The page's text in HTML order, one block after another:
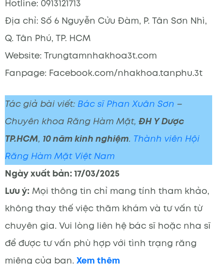
Hotline: 0913121713
Địa chỉ: Số 6 Nguyễn Cửu Đàm, P. Tân Sơn Nhì,
Q. Tân Phú, TP. HCM
Website: Trungtamnhakhoa3t.com
Fanpage: Facebook.com/nhakhoa.tanphu.3t
Tác giả bài viết: Bác sĩ Phan Xuân Sơn –
Chuyên khoa Răng Hàm Mặt, ĐH Y Dược
TP.HCM, 10 năm kinh nghiệm. Thành viên Hội
Răng Hàm Mặt Việt Nam
Ngày xuất bản: 17/03/2025
Lưu ý: Mọi thông tin chỉ mang tính tham khảo,
không thay thế việc thăm khám và tư vấn từ
chuyên gia. Vui lòng liên hệ bác sĩ hoặc nha sĩ
để được tư vấn phù hợp với tình trạng răng
miệng của bạn. Xem thêm